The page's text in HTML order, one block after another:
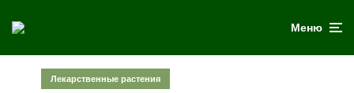
Меню
Лекарственные растения